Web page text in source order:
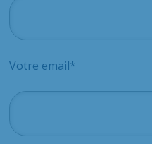
Votre email*